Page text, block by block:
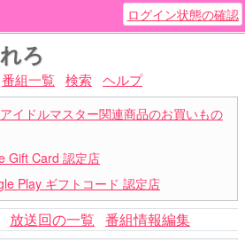
ログイン状態の確認
ろ
番組一覧 検索 ヘルプ
イドルマスター関連商品のお買いもの
Gift Card 認定店
Play ギフトコード 認定店
放送回の一覧 番組情報編集